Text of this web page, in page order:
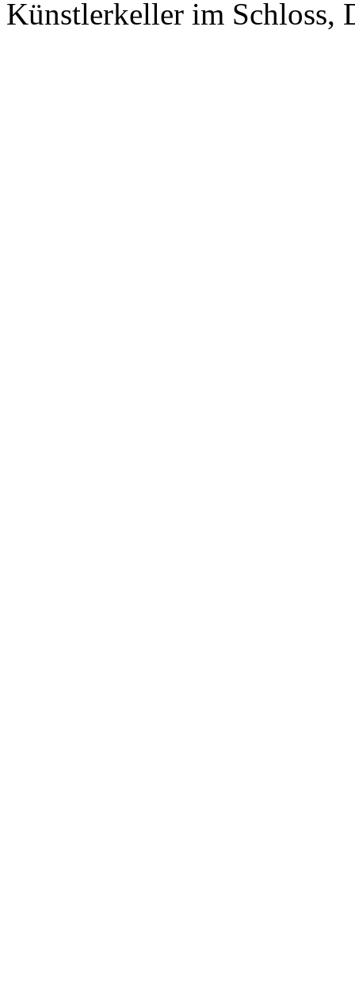
Künstlerkeller im Schloss,